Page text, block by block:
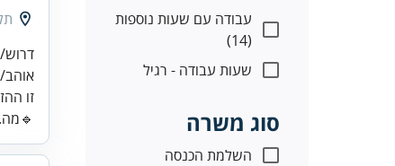
עבודה עם שעות נוספות
(14)
שעות עבודה - רגיל
סוג משרה
השלמת הכנסה
זו